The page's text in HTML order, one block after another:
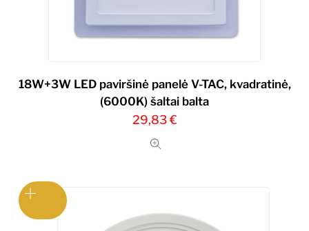
18W+3W LED paviršinė panelė V-TAC, kvadratinė,
(6000K) šaltai balta
29,83€